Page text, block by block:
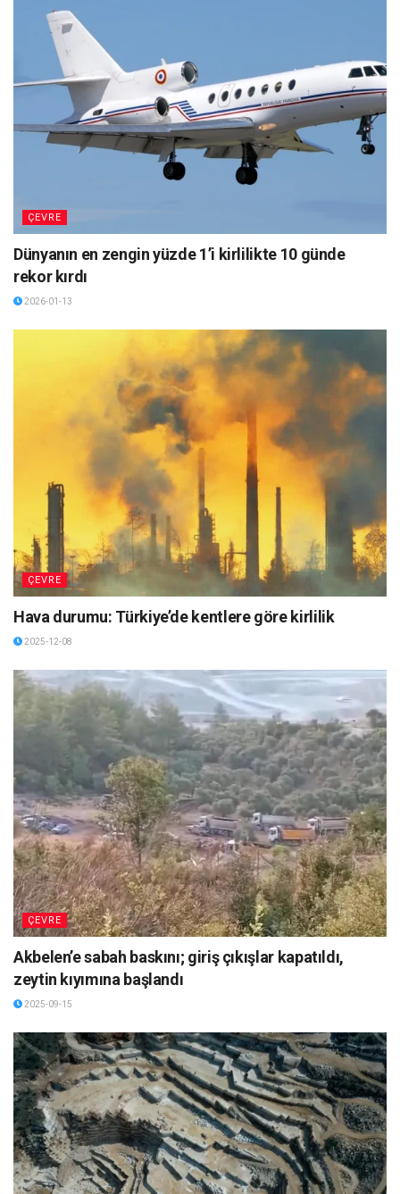
ÇEVRE
Dünyanın en zengin yüzde 1’i kirlilikte 10 günde
rekor kırdı
2026-01-13
ÇEVRE
Hava durumu: Türkiye’de kentlere göre kirlilik
2025-12-08
ÇEVRE
Akbelen’e sabah baskını; giriş çıkışlar kapatıldı,
zeytin kıyımına başlandı
2025-09-15